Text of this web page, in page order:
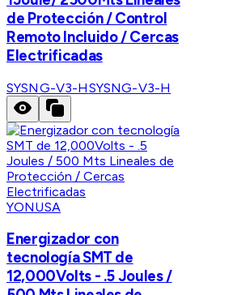
de Protección / Control
Remoto Incluido / Cercas
Electrificadas
SYSNG-V3-HSYSNG-V3-H
YONUSA
Energizador con
tecnología SMT de
12,000Volts - .5 Joules /